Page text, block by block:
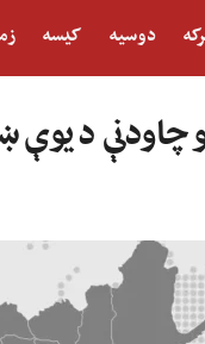
دوسیه کیسه
چاودنې د